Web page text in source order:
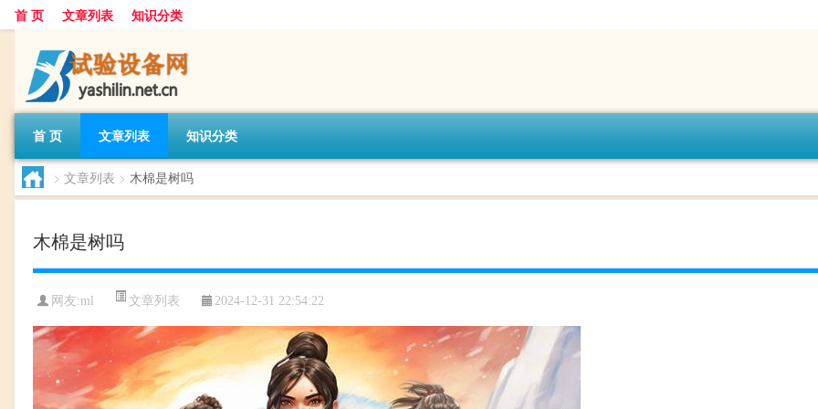
首 页 文章列表 知识分类
首 页 文章列表 知识分类
> 文章列表 > 木棉是树吗
木棉是树吗
网友:ml 文章列表 2024-12-31 22:54:22